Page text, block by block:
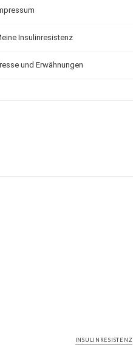
Insulinresistenz
und Erwähnungen
INSULINRESISTENZ